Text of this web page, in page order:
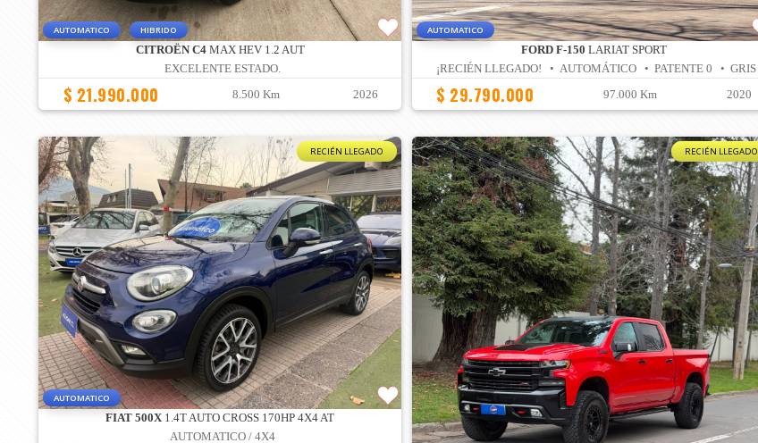
AUTOMATICO HIBRIDO
CITROËN C4MAX HEV 1.2 AUT
EXCELENTE ESTADO.
$ 21.990.000 8.500 Km 2026
AUTOMATICO
FORD F-150 LARIAT SPORT
¡RECIÉN LLEGADO! • AUTOMÁTICO • PATENTE 0 • GRIS
$ 29.790.000 97.000 Km 2020
RECIÉN LLEGADO
AUTOMATICO
FIAT 500X 1.4T AUTO CROSS 170HP 4X4 AT
AUTOMATICO / 4X4
RECIÉN LLEGADO